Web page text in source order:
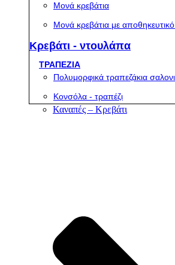
Μονά κρεβάτια
Μονά κρεβάτια με
Κρεβάτι - ντουλάπα
ΤΡΑΠΕΖΙΑ
Πολυμορφικά τραπεζάκια
Κονσόλα - τραπέζι
Καναπές – Κρεβάτι